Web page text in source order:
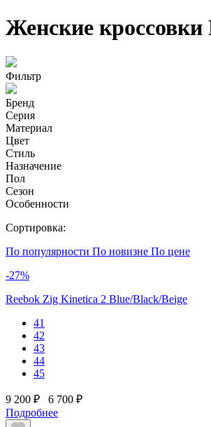
Женские кроссовки
Фильтр
Бренд
Серия
Материал
Цвет
Стиль
Назначение
Пол
Сезон
Особенности
Сортировка:
По популярности По новизне По цене
-27%
Reebok Zig Kinetica 2 Blue/Black/Beige
41
42
43
44
45
9 200 ₽
6 700 ₽
Подробнее